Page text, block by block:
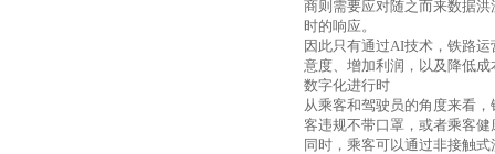
商则需要应对随之而来数据洪
时的响应。
因此只有通过AI技术，铁路
意度、增加利润，以及降低成
数字化进行时
从乘客和驾驶员的角度来看
客违规不带口罩，或者乘客
同时，乘客可以通过非接触